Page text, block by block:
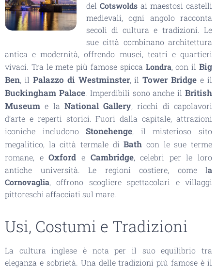
del Cotswoldsai maestosi castelli
medievali, ogni angolo racconta
secoli di cultura e tradizioni. Le
sue città combinano architettura
antica e modernità, offrendo musei, teatri e quartieri
vivaci. Tra le mete più famose spicca Londra, con ilBig
Ben, il Palazzo di Westminster, ilTower Bridge e il
Buckingham Palace. Imperdibili sono anche ilBritish
Museum e la National Gallery, ricchi di capolavori
d’arte e reperti storici. Fuori dalla capitale, attrazioni
iconiche includonoStonehenge, il misterioso sito
megalitico, la città termale diBath con le sue terme
romane, eOxford e Cambridge, celebri per le loro
antiche università. Le regioni costiere, come la
Cornovaglia, offrono scogliere spettacolari e villaggi
pittoreschi affacciati sul mare.
Usi, Costumi e Tradizioni
La cultura inglese è nota per il suo equilibrio tra
eleganza e sobrietà. Una delle tradizioni più famose è il